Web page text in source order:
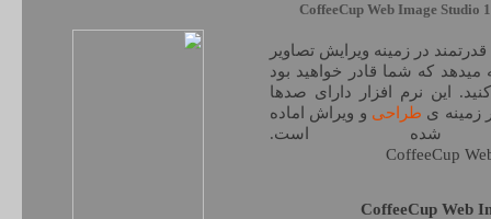
در زمینه ویرایش تصاویر
میدهد که شما قادر خواهید بود
این نرم افزار دارای صدها
زمینه ی طراحی و ویراش اماده
شده است.
CoffeeCup Web